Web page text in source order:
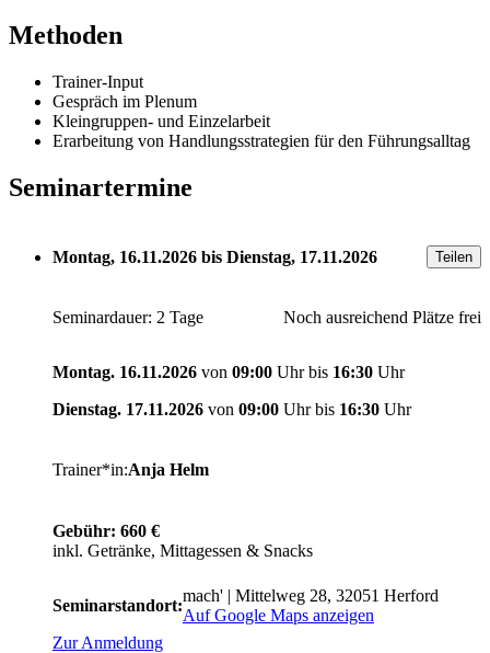
Methoden
Trainer-Input
Gespräch im Plenum
Kleingruppen- und Einzelarbeit
Erarbeitung von Handlungsstrategien für den Führungsalltag
Seminartermine
Montag, 16.11.2026 bis Dienstag, 17.11.2026 Teilen
Seminardauer: 2 Tage Noch ausreichend Plätze frei
Montag. 16.11.2026 von 09:00 Uhr bis 16:30 Uhr
Dienstag. 17.11.2026 von 09:00 Uhr bis 16:30 Uhr
Trainer*in:Anja Helm
Gebühr: 660 €
inkl. Getränke, Mittagessen & Snacks
Seminarstandort:
mach' | Mittelweg 28, 32051 Herford
Auf Google Maps anzeigen
Zur Anmeldung